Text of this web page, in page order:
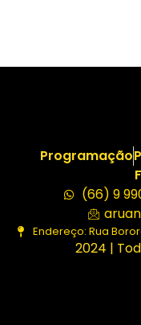
Programação
(66) 9
Endereço: Rua
2024 |